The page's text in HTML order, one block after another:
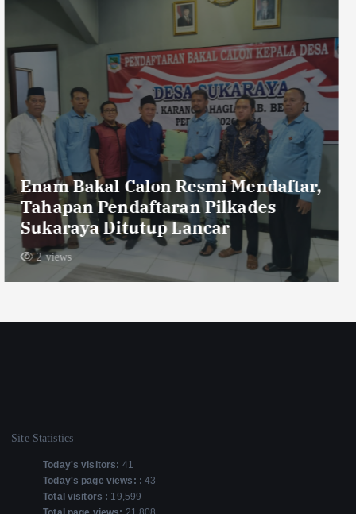
Pemberitaan Atas Nama Beras
Merek ‘NUR ‘Sudah Diklarifikasi
Oleh Pemilik Distributor, Tidak
Adanya Penimbangan Ulang, “Kami
Ruko Bukan Gudang”
4 views
Site Statistics
Today's visitors: 41
Today's page views: :43
Total visitors : 19,599